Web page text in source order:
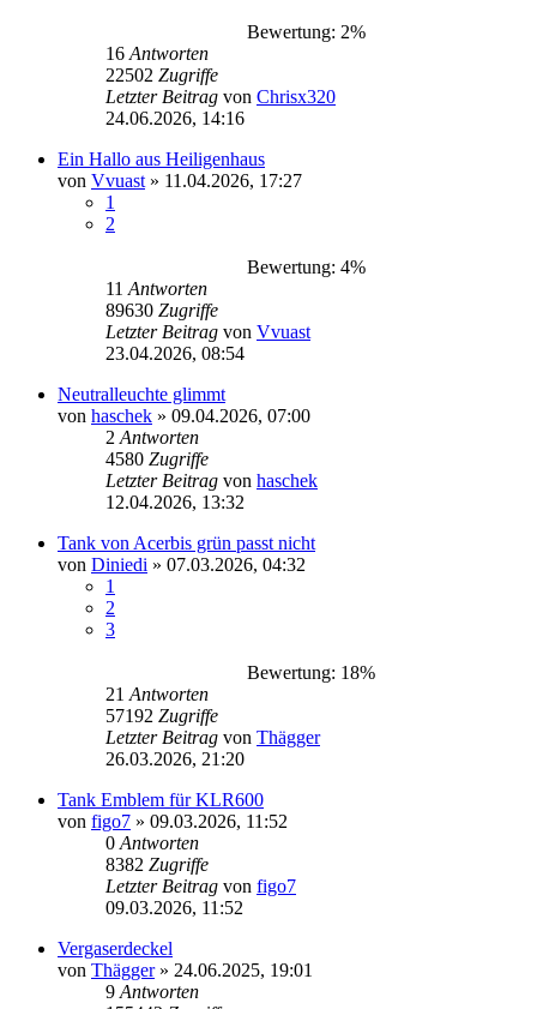
Bewertung: 2%
16 Antworten
22502 Zugriffe
Letzter Beitrag von Chrisx320
24.06.2026, 14:16
Ein Hallo aus Heiligenhaus
von Vvuast » 11.04.2026, 17:27
1
2
Bewertung: 4%
11 Antworten
89630 Zugriffe
Letzter Beitrag von Vvuast
23.04.2026, 08:54
Neutralleuchte glimmt
von haschek » 09.04.2026, 07:00
2 Antworten
4580 Zugriffe
Letzter Beitrag von haschek
12.04.2026, 13:32
Tank von Acerbis grün passt nicht
von Diniedi » 07.03.2026, 04:32
1
2
3
Bewertung: 18%
21 Antworten
57192 Zugriffe
Letzter Beitrag von Thägger
26.03.2026, 21:20
Tank Emblem für KLR600
von figo7 » 09.03.2026, 11:52
0 Antworten
8382 Zugriffe
Letzter Beitrag von figo7
09.03.2026, 11:52
Vergaserdeckel
von Thägger» 24.06.2025, 19:01
9 Antworten